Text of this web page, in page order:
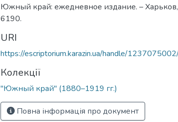
Южный край: ежедневное издание. –
6190.
URI
https://escriptorium.karazin.ua/handle/
Колекції
"Южный край" (1880–1919 гг.)
Повна інформація про документ